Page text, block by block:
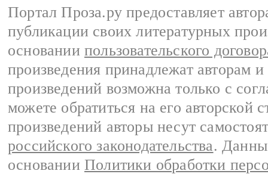
Портал Проза.ру предоставляет
публикации своих литературных
основании пользовательского
произведения принадлежат авторам
произведений возможна только с
можете обратиться на его авторской
произведений авторы несут
российского законодательства.
основании Политики обработки